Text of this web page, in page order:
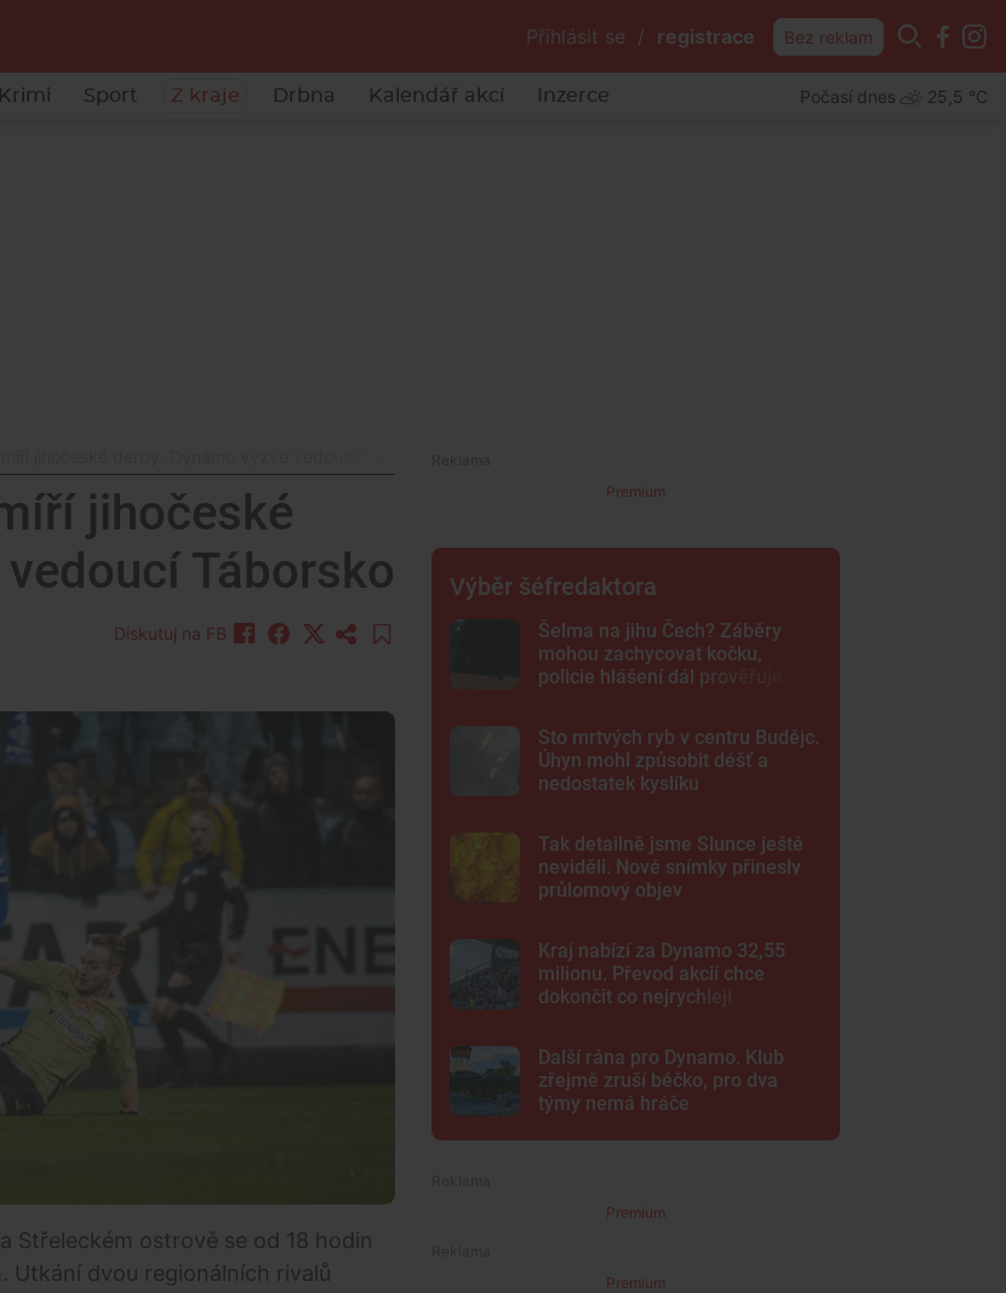
Přihlásit se / registrace Bez reklam
Krimi Sport Z kraje Drbna Kalendář akcí Inzerce Počasí dnes 25,5 °C
jihočeské
Táborsko
Diskutuj na FB
Střeleckém ostrově se od 18 hodin
Utkání dvou regionálních rivalů
Premium
Výběr šéfredaktora
Šelma na jihu Čech? Záběry
mohou zachycovat kočku,
policie hlášení dál prověřuje
Sto mrtvých ryb v centru Budějc.
Úhyn mohl způsobit déšť a
nedostatek kyslíku
Tak detailně jsme Slunce ještě
neviděli. Nové snímky přinesly
průlomový objev
Kraj nabízí za Dynamo 32,55
milionu. Převod akcií chce
dokončit co nejrychleji
Další rána pro Dynamo. Klub
zřejmě zruší béčko, pro dva
týmy nemá hráče
Premium
Premium